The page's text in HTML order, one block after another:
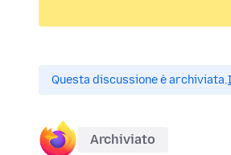
Questa discussione è archiviata.
Archiviato